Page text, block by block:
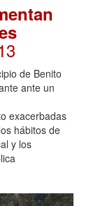
de Benito
ante un
exacerbadas
hábitos de
y los